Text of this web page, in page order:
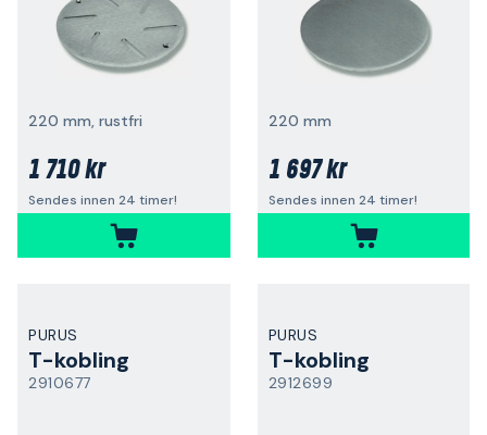
220 mm, rustfri
1 710 kr
Sendes innen 24 timer!
220 mm
1 697 kr
Sendes innen 24 timer!
PURUS
T-kobling
2910677
PURUS
T-kobling
2912699